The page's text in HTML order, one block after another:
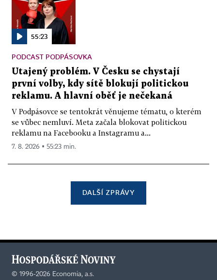
55:23
PODCAST PODPÁSOVKA
Utajený problém. V Česku se chystají
první volby, kdy sítě blokují politickou
reklamu. A hlavní oběť je nečekaná
V Podpásovce se tentokrát věnujeme tématu, o kterém
se vůbec nemluví. Meta začala blokovat politickou
reklamu na Facebooku a Instagramu a...
7. 8. 2026 ▪ 55:23 min.
DALŠÍ ZPRÁVY
© 1996-2026 Economia, a.s.